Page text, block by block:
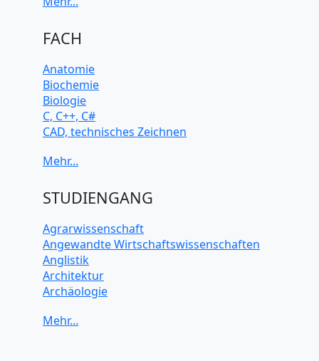
FACH
Anatomie
Biochemie
Biologie
C, C++, C#
CAD, technisches Zeichnen
Computerarchitektur
Elektrotechnik
Java
JavaScript
Künstliche Intelligenz
Latein
Makroökonomie
Mechanik
STUDIENGANG
Agrarwissenschaft
Angewandte Wirtschaftswissenschaften
Anglistik
Architektur
Archäologie
Biochemie Wissenschaften